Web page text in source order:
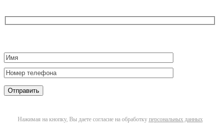
Нажимая на кнопку, Вы даете согласие на обработку персональных данных